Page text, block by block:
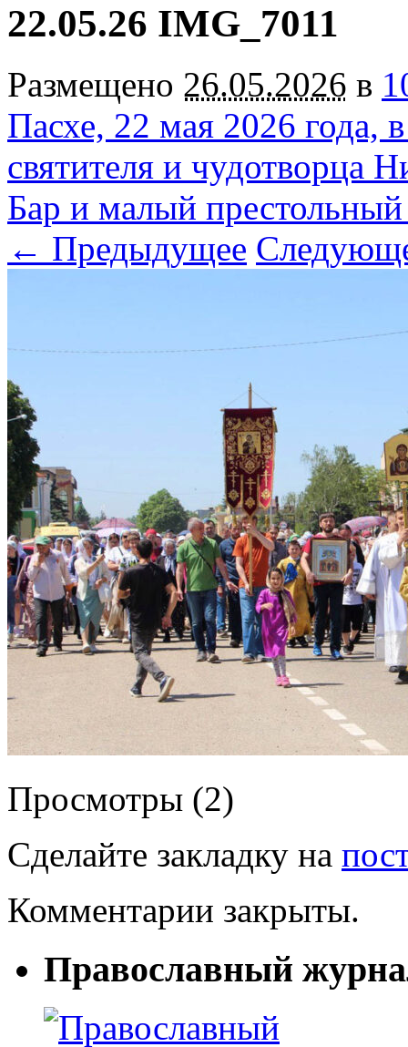
22.05.26 IMG_7011
Размещено 26.05.2026 в
Пасхе, 22 мая 2026 года,
святителя и чудотворца
Бар и малый
← Предыдущее
Просмотры (2)
Сделайте закладку на
Комментарии закрыты.
Православный